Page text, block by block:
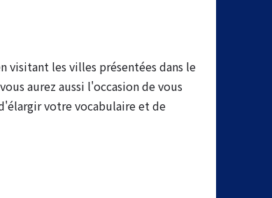
visitant les villes présentées dans le
aurez aussi l'occasion de vous
votre vocabulaire et de